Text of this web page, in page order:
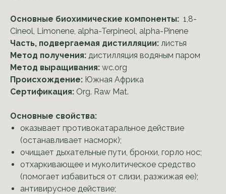
Основные биохимические компоненты: 1,8-
Cineol, Limonene, alpha-Terpineol, alpha-Pinene
Часть, подвергаемая дистилляции: листья
Метод получения: дистилляция водяным паром
Метод выращивания: wc.org
Происхождение: Южная Африка
Сертификация: Org. Raw Mat.
Основные свойства:
оказывает противокатаральное действие
(останавливает насморк);
очищает дыхательные пути, бронхи, горло нос;
отхаркивающее и муколитическое средство
(помогает избавиться от слизи, разжижая ее);
антивирусное действие;